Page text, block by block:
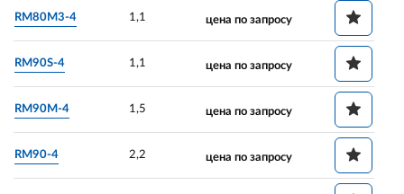
RM80M3-4 1,1 цена по запросу
RM90S-4 1,1 цена по запросу
RM90M-4 1,5 цена по запросу
RM90-4 2,2 цена по запросу